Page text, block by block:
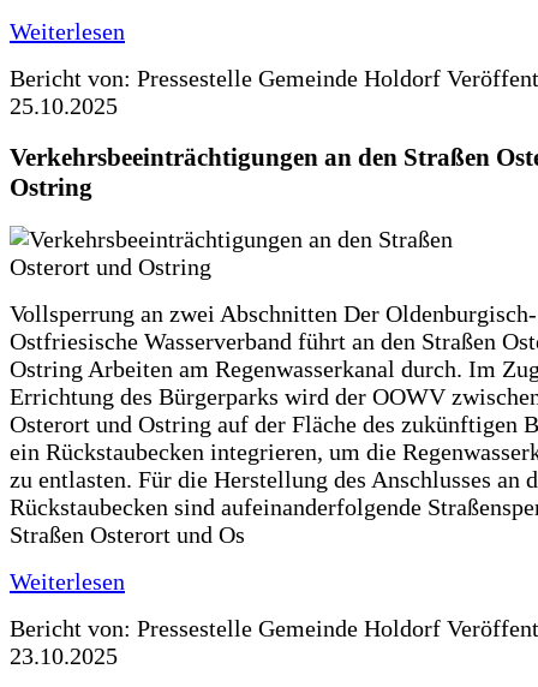
Weiterlesen
Bericht von: Pressestelle Gemeinde Holdorf
25.10.2025
Verkehrsbeeinträchtigungen an den Straßen
Ostring
Vollsperrung an zwei Abschnitten Der Oldenburgisch-
Ostfriesische Wasserverband führt an den Straßen
Ostring Arbeiten am Regenwasserkanal durch. Im
Errichtung des Bürgerparks wird der OOWV
Osterort und Ostring auf der Fläche des zukünftigen
ein Rückstaubecken integrieren, um die
zu entlasten. Für die Herstellung des Anschlusses an
Rückstaubecken sind aufeinanderfolgende
Straßen Osterort und Os
Weiterlesen
Bericht von: Pressestelle Gemeinde Holdorf
23.10.2025